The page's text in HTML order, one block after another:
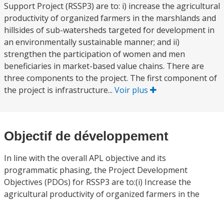
Support Project (RSSP3) are to: i) increase the agricultural
productivity of organized farmers in the marshlands and
hillsides of sub-watersheds targeted for development in
an environmentally sustainable manner; and ii)
strengthen the participation of women and men
beneficiaries in market-based value chains. There are
three components to the project. The first component of
the project is infrastructure... Voir plus
Objectif de développement
In line with the overall APL objective and its
programmatic phasing, the Project Development
Objectives (PDOs) for RSSP3 are to:(i) Increase the
agricultural productivity of organized farmers in the